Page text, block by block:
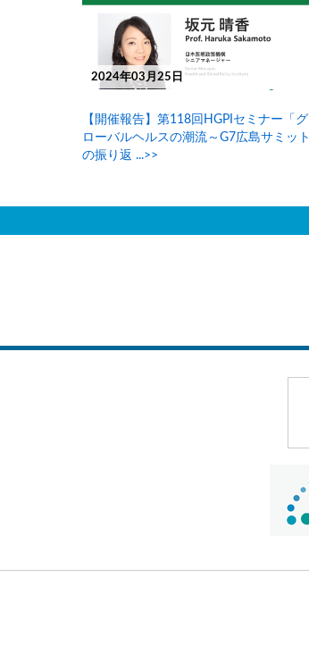
2024年03月25日
【開催報告】第118回HGPIセミナー「グ
ローバルヘルスの潮流～G7広島サミット
の振り返 ...>>